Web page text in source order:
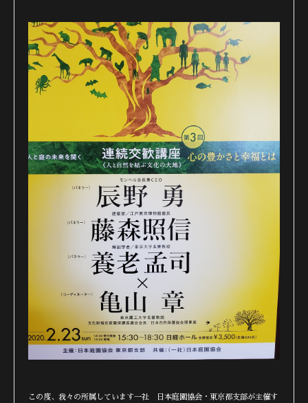
この度、我々の所属しています一社 日本庭園協会・東京都支部が主催す